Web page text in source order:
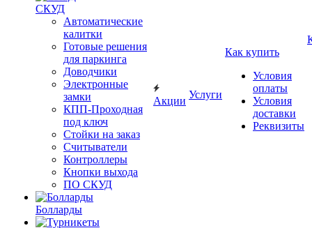
СКУД
Автоматические
калитки
Готовые решения
для паркинга
Доводчики
Электронные
замки
КПП-Проходная
под ключ
Стойки на заказ
Считыватели
Контроллеры
Кнопки выхода
ПО СКУД
Болларды
Акции
Услуги
Как купить
Условия
оплаты
Условия
доставки
Реквизиты